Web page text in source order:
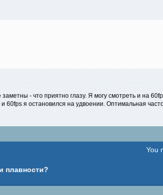
- что приятно глазу. Я могу смотреть и на
я остановился на удвоении. Оптимальная
You
плавности?